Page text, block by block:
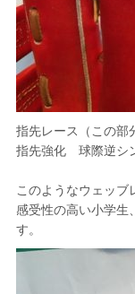
指先レース（この部
指先強化 球際逆シ
このようなウェッブ
感受性の高い小学生
す。